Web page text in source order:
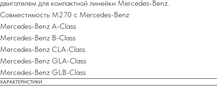
двигателем для компактной линейки Mercedes-Benz.
Совместимость M270 с Mercedes-Benz
Mercedes-Benz A-Class
Mercedes-Benz B-Class
Mercedes-Benz CLA-Class
Mercedes-Benz GLA-Class
Mercedes-Benz GLB-Class
ХАРАКТЕРИСТИКИ